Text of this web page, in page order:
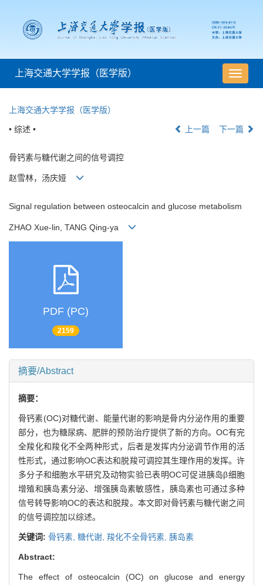
导
航
上海交通大学学报（医学版）
上海交通大学学报（医学版）
• 综述 • 上一篇 下一篇
骨钙素与糖代谢之间的信号调控
赵雪林，汤庆娅
Signal regulation between osteocalcin and glucose metabolism
ZHAO Xue-lin, TANG Qing-ya
PDF (PC)
2159
摘要/Abstract
摘要：
骨钙素(OC)对糖代谢、能量代谢的影响是骨内分泌作用的重要
部分，也为糖尿病、肥胖的预防治疗提供了新的方向。OC有完
全羧化和羧化不全两种形式，后者是发挥内分泌调节作用的活
性形式，通过影响OC表达和脱羧可调控其生理作用的发挥。许
多分子和细胞水平研究及动物实验已表明OC可促进胰岛β细胞
增殖和胰岛素分泌、增强胰岛素敏感性，胰岛素也可通过多种
信号转导影响OC的表达和脱羧。本文即对骨钙素与糖代谢之间
的信号调控加以综述。
关键词: 骨钙素, 糖代谢, 羧化不全骨钙素, 胰岛素
Abstract:
The effect of osteocalcin (OC) on glucose and energy